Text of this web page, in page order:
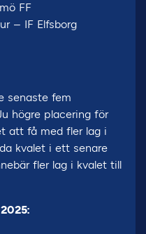
FF
– IF Elfsborg
senaste fem
högre placering för
att få med fler lag i
kvalet i ett senare
fler lag i kvalet till